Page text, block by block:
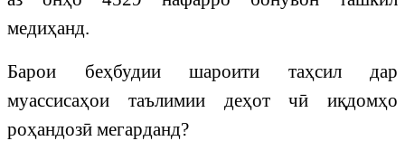
медиҳанд.
Барои беҳбудии шароити таҳсил дар
муассисаҳои таълимии деҳот чӣ иқдомҳо
роҳандозӣ мегарданд?